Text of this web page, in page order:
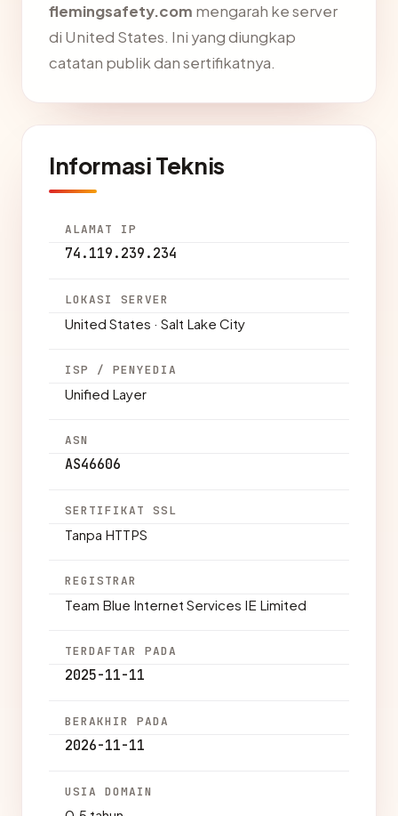
flemingsafety.com mengarah ke server
di United States. Ini yang diungkap
catatan publik dan sertifikatnya.
Informasi Teknis
ALAMAT IP
74.119.239.234
LOKASI SERVER
United States · Salt Lake City
ISP / PENYEDIA
Unified Layer
ASN
AS46606
SERTIFIKAT SSL
Tanpa HTTPS
REGISTRAR
Team Blue Internet Services IE Limited
TERDAFTAR PADA
2025-11-11
BERAKHIR PADA
2026-11-11
USIA DOMAIN